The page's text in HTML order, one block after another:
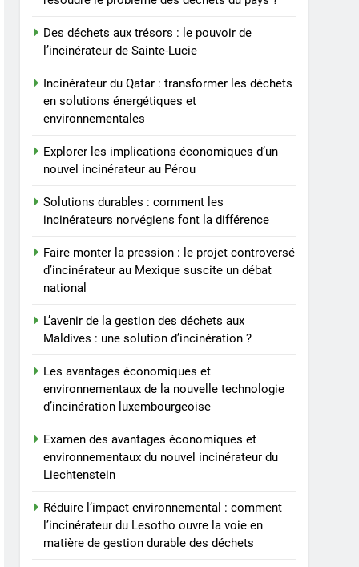
le pouvoir de l’incinérateur
de Sainte-Lucie
AIO
Incinérateur du Qatar :
transformer les déchets
en solutions énergétiques
AIO
4
Explorer les implications
incinérateur au Pérou
AIO
5
Solutions durables :
font la différence
6
le projet controversé
d’incinérateur au Mexique
suscite un débat national
AIO
L’avenir de la gestion des
déchets aux Maldives :
?
8
Les avantages
Des déchets aux trésors : le pouvoir de
l’incinérateur de Sainte-Lucie
Incinérateur du Qatar : transformer les déchets
en solutions énergétiques et
environnementales
Explorer les implications économiques d’un
nouvel incinérateur au Pérou
Solutions durables : comment les
incinérateurs norvégiens font la différence
Faire monter la pression : le projet controversé
d’incinérateur au Mexique suscite un débat
national
L’avenir de la gestion des déchets aux
Maldives : une solution d’incinération ?
Les avantages économiques et
environnementaux de la nouvelle technologie
d’incinération luxembourgeoise
Examen des avantages économiques et
environnementaux du nouvel incinérateur du
Liechtenstein
Réduire l’impact environnemental : comment
l’incinérateur du Lesotho ouvre la voie en
matière de gestion durable des déchets